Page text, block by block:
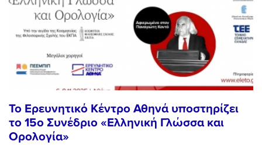
Το Ερευνητικό Κέντρο Αθηνά υποστηρίζει
το 15ο Συνέδριο «Ελληνική Γλώσσα και
Ορολογία»